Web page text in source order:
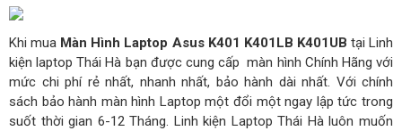
Khi mua Màn Hình Laptop Asus K401 K401LB K401UB tại Linh
kiện laptop Thái Hà bạn được cung cấp màn hình Chính Hãng với
mức chi phí rẻ nhất, nhanh nhất, bảo hành dài nhất. Với chính
sách bảo hành màn hình Laptop một đổi một ngay lập tức trong
suốt thời gian 6-12 Tháng. Linh kiện Laptop Thái Hà luôn muốn